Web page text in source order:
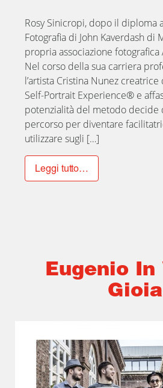
Rosy Sinicropi, dopo il diploma
Fotografia di John Kaverdash di
propria associazione
Nel corso della sua carriera
l’artista Cristina Nunez
Self-Portrait Experience® e
potenzialità del metodo
percorso per diventare
utilizzare sugli […]
Leggi tutto…
Eugenio In
Gioia